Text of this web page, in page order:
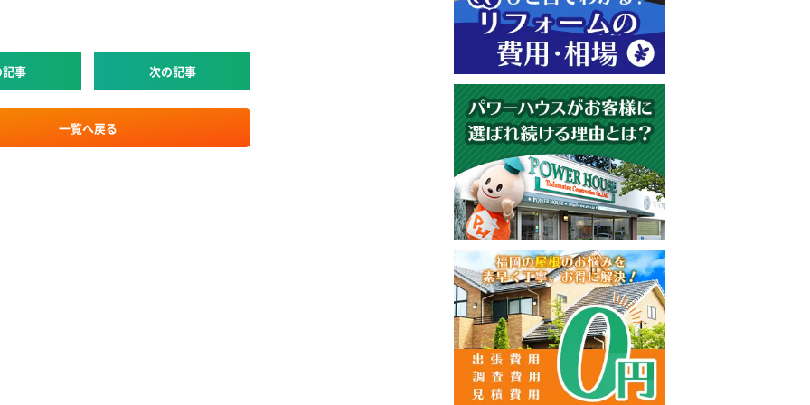
事 次の記事
一覧へ戻る